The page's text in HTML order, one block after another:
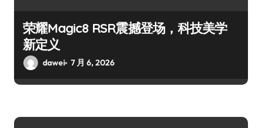
荣耀Magic8 RSR震撼登场，科技美学
新定义
dawei 7 月 6, 2026